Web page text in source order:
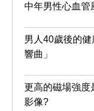
中年男性心血管
男人40歲後的
響曲」
更高的磁場強度
影像?